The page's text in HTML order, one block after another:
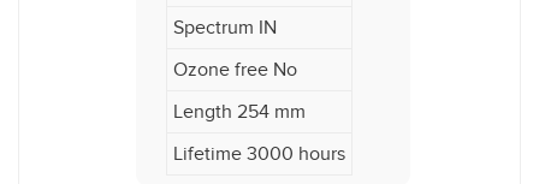
Spectrum IN
Ozone free No
Length 254 mm
Lifetime 3000 hours